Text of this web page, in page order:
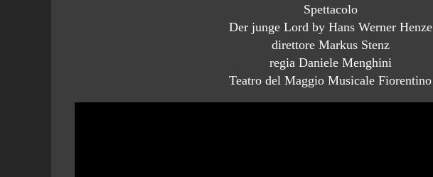
Spettacolo
Der junge Lord by Hans Werner Henze
direttore Markus Stenz
regia Daniele Menghini
Teatro del Maggio Musicale Fiorentino